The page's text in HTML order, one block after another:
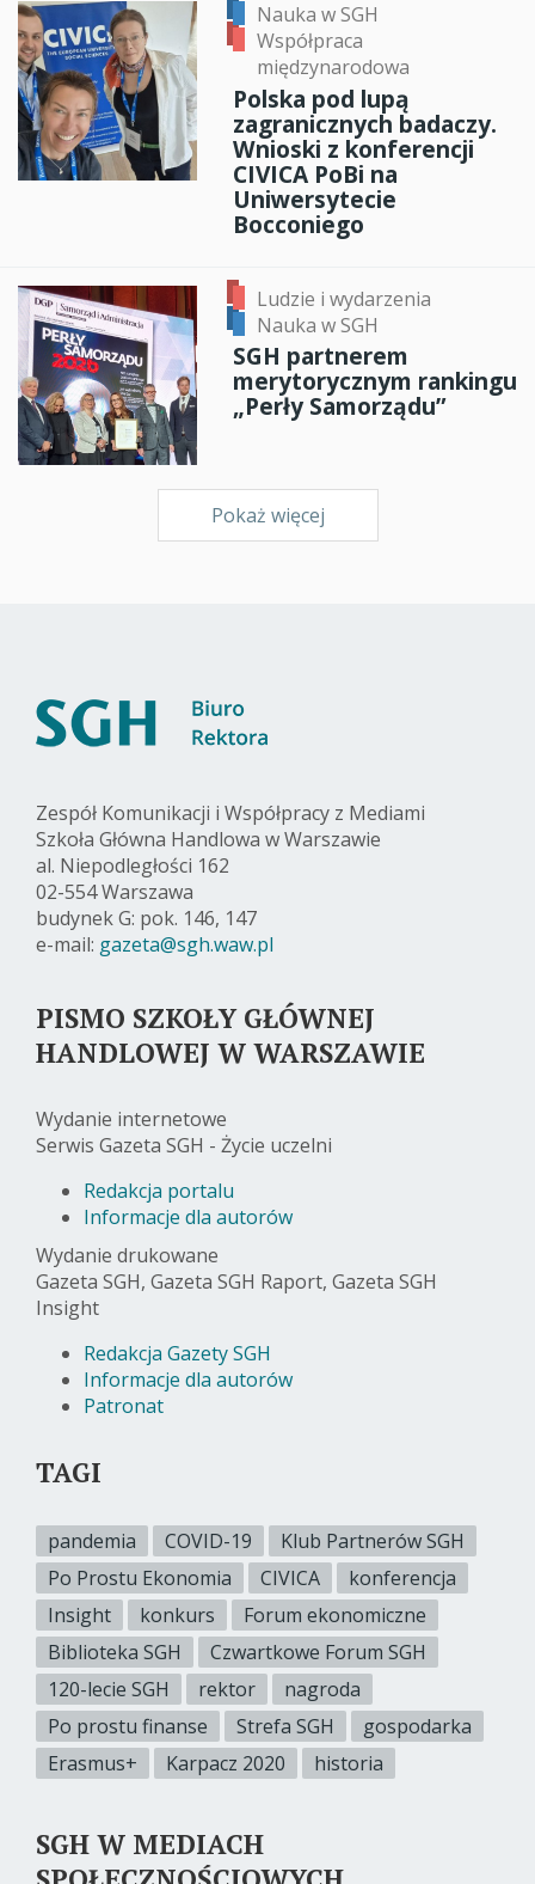
Nauka w SGH
Współpraca
międzynarodowa
Polska pod lupą
zagranicznych badaczy.
Wnioski z konferencji
CIVICA PoBi na
Uniwersytecie
Bocconiego
Ludzie i wydarzenia
Nauka w SGH
SGH partnerem
merytorycznym rankingu
„Perły Samorządu”
Pokaż więcej
Zespół Komunikacji i Współpracy z Mediami
Szkoła Główna Handlowa w Warszawie
al. Niepodległości 162
02-554 Warszawa
budynek G: pok. 146, 147
e-mail: gazeta@sgh.waw.pl
PISMO SZKOŁY GŁÓWNEJ
HANDLOWEJ W WARSZAWIE
Wydanie internetowe
Serwis Gazeta SGH - Życie uczelni
Redakcja portalu
Informacje dla autorów
Wydanie drukowane
Gazeta SGH, Gazeta SGH Raport, Gazeta SGH
Insight
Redakcja Gazety SGH
Informacje dla autorów
Patronat
TAGI
pandemia COVID-19
Klub Partnerów SGH
Po Prostu Ekonomia
CIVICA
konferencja
Insight
konkurs
Forum ekonomiczne
Biblioteka SGH
Czwartkowe Forum SGH
120-lecie SGH
rektor
nagroda
Po prostu finanse
Strefa SGH
gospodarka
Erasmus+
Karpacz 2020 historia
SGH W MEDIACH